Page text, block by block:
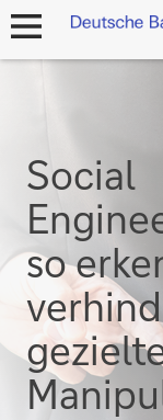
Navigation
Social
so